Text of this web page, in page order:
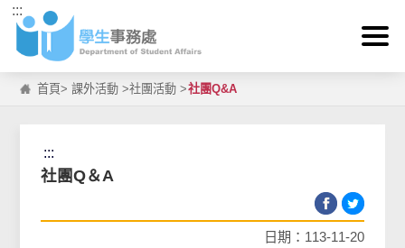
跳到主要內容區塊
:::
首頁>課外活動 >社團活動 >社團Q&A
:::
社團Q＆A
日期：113-11-20